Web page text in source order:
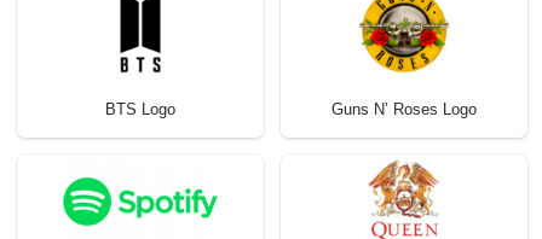
BTS Logo Guns N’ Roses Logo